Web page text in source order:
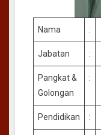
Nama :
Jabatan :
Pangkat &
Golongan
:
Pendidikan :